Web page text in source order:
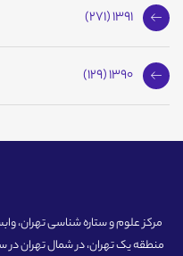
1391 (271)
1390 (129)
مرکز علوم و ستاره شناسی تهران،